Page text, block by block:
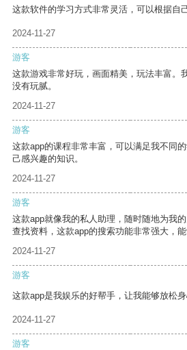
这款软件的学习方式非常灵活，可以根据自
2024-11-27
游客
这款游戏非常好玩，画面精美，玩法丰富。
没有玩腻。
2024-11-27
游客
这款app的课程非常丰富，可以满足我不同
己感兴趣的知识。
2024-11-27
游客
这款app就像我的私人助理，随时随地为我
查找资料，这款app的搜索功能非常强大，
2024-11-27
游客
这款app是我娱乐的好帮手，让我能够放松身
2024-11-27
游客